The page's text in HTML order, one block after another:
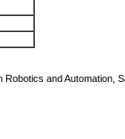
Robotics and Automation,